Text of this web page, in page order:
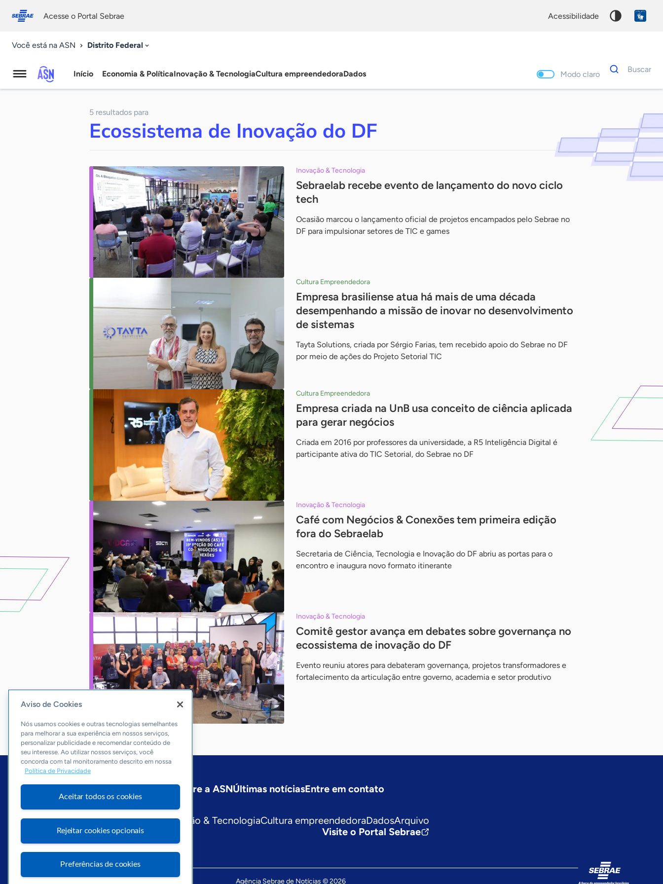
conosco
Acesse o Portal Sebrae acessibilidade
Você está na ASN Distrito Federal
Agência
Notícias
Início Economia & PolíticaInovação & TecnologiaCultura empreendedoraDados Modo claro
Dados
para
Buscar
5 resultados para
Ecossistema de Inovação do DF
Inovação & Tecnologia
Sebraelab recebe evento de lançamento do novo ciclo
tech
Ocasião marcou o lançamento oficial de projetos encampados pelo Sebrae no
DF para impulsionar setores de TIC e games
Cultura Empreendedora
Empresa brasiliense atua há mais de uma década
desempenhando a missão de inovar no desenvolvimento
de sistemas
Tayta Solutions, criada por Sérgio Farias, tem recebido apoio do Sebrae no DF
por meio de ações do Projeto Setorial TIC
Cultura Empreendedora
Empresa criada na UnB usa conceito de ciência aplicada
para gerar negócios
Criada em 2016 por professores da universidade, a R5 Inteligência Digital é
participante ativa do TIC Setorial, do Sebrae no DF
Inovação & Tecnologia
Café com Negócios & Conexões tem primeira edição
fora do Sebraelab
Secretaria de Ciência, Tecnologia e Inovação do DF abriu as portas para o
encontro e inaugura novo formato itinerante
Inovação & Tecnologia
Comitê gestor avança em debates sobre governança no
ecossistema de inovação do DF
Evento reuniu atores para debateram governança, projetos transformadores e
fortalecimento da articulação entre governo, academia e setor produtivo
Sobre a ASNÚltimas notíciasEntre em contato
Editorias
Economia & PolíticaInovação & TecnologiaCultura empreendedoraDadosArquivo
Visite o Portal Sebrae
Agência Sebrae de Notícias © 2026
Aviso de Cookies
Nós usamos cookies e outras tecnologias semelhantes
para melhorar a sua experiência em nossos serviços,
personalizar publicidade e recomendar conteúdo de
seu interesse. Ao utilizar nossos serviços, você
concorda com tal monitoramento descrito em nossa
Política de Privacidade
Aceitar todos os cookies
Rejeitar cookies opcionais
Preferências de cookies